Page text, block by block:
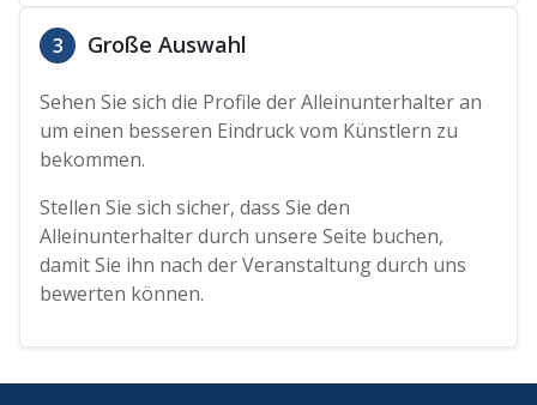
3 Große Auswahl
Sehen Sie sich die Profile der Alleinunterhalter an
um einen besseren Eindruck vom Künstlern zu
bekommen.
Stellen Sie sich sicher, dass Sie den
Alleinunterhalter durch unsere Seite buchen,
damit Sie ihn nach der Veranstaltung durch uns
bewerten können.